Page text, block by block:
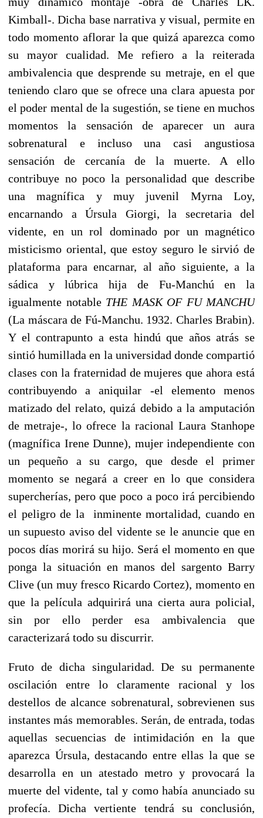
Kimball-. Dicha base narrativa y visual, permite en
todo momento aflorar la que quizá aparezca como
su mayor cualidad. Me refiero a la reiterada
ambivalencia que desprende su metraje, en el que
teniendo claro que se ofrece una clara apuesta por
el poder mental de la sugestión, se tiene en muchos
momentos la sensación de aparecer un aura
sobrenatural e incluso una casi angustiosa
sensación de cercanía de la muerte. A ello
contribuye no poco la personalidad que describe
una magnífica y muy juvenil Myrna Loy,
encarnando a Úrsula Giorgi, la secretaria del
vidente, en un rol dominado por un magnético
misticismo oriental, que estoy seguro le sirvió de
plataforma para encarnar, al año siguiente, a la
sádica y lúbrica hija de Fu-Manchú en la
igualmente notable THE MASK OF FU MANCHU
(La máscara de Fú-Manchu. 1932. Charles Brabin).
Y el contrapunto a esta hindú que años atrás se
sintió humillada en la universidad donde compartió
clases con la fraternidad de mujeres que ahora está
contribuyendo a aniquilar -el elemento menos
matizado del relato, quizá debido a la amputación
de metraje-, lo ofrece la racional Laura Stanhope
(magnífica Irene Dunne), mujer independiente con
un pequeño a su cargo, que desde el primer
momento se negará a creer en lo que considera
supercherías, pero que poco a poco irá percibiendo
el peligro de la inminente mortalidad, cuando en
un supuesto aviso del vidente se le anuncie que en
pocos días morirá su hijo. Será el momento en que
ponga la situación en manos del sargento Barry
Clive (un muy fresco Ricardo Cortez), momento en
que la película adquirirá una cierta aura policial,
sin por ello perder esa ambivalencia que
caracterizará todo su discurrir.
Fruto de dicha singularidad. De su permanente
oscilación entre lo claramente racional y los
destellos de alcance sobrenatural, sobrevienen sus
instantes más memorables. Serán, de entrada, todas
aquellas secuencias de intimidación en la que
aparezca Úrsula, destacando entre ellas la que se
desarrolla en un atestado metro y provocará la
muerte del vidente, tal y como había anunciado su
profecía. Dicha vertiente tendrá su conclusión,